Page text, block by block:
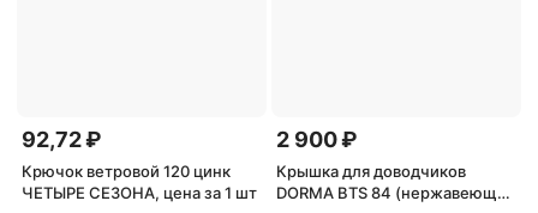
92,72 ₽
Крючок ветровой 120 цинк
ЧЕТЫРЕ СЕЗОНА, цена за 1 шт
2 900 ₽
Крышка для доводчиков
DORMA BTS 84 (нержавеющая